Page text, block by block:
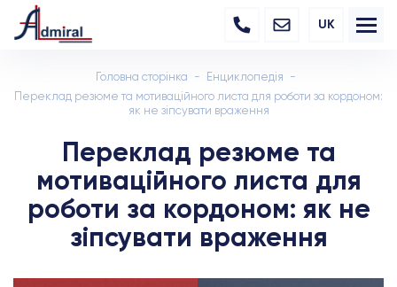
UK
Головна сторінка
Енциклопедія
Переклад резюме та мотиваційного листа для роботи за кордоном:
як не зіпсувати враження
Переклад резюме та
мотиваційного листа для
роботи за кордоном: як не
зіпсувати враження